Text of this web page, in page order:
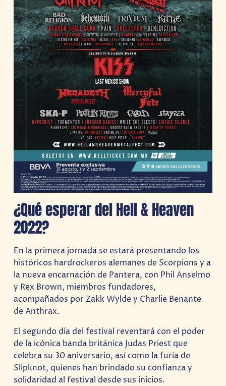
¿Qué esperar del Hell & Heaven
2022?
En la primera jornada se estará presentando los
históricos hardrockeros alemanes de Scorpions y a
la nueva encarnación de Pantera, con Phil Anselmo
y Rex Brown, miembros fundadores,
acompañados por Zakk Wylde y Charlie Benante
de Anthrax.
El segundo día del festival reventará con el poder
de la icónica banda británica Judas Priest que
celebra su 30 aniversario, así como la furia de
Slipknot, quienes han brindado su confianza y
solidaridad al festival desde sus inicios.